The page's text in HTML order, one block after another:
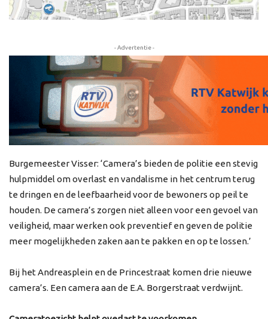
- Advertentie -
Burgemeester Visser: ‘Camera’s bieden de politie een stevig
hulpmiddel om overlast en vandalisme in het centrum terug
te dringen en de leefbaarheid voor de bewoners op peil te
houden. De camera’s zorgen niet alleen voor een gevoel van
veiligheid, maar werken ook preventief en geven de politie
meer mogelijkheden zaken aan te pakken en op te lossen.’
Bij het Andreasplein en de Princestraat komen drie nieuwe
camera’s. Een camera aan de E.A. Borgerstraat verdwijnt.